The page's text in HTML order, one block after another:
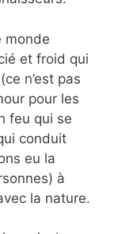
monde
et froid qui
n’est pas
pour les
feu qui se
conduit
eu la
à
la nature.